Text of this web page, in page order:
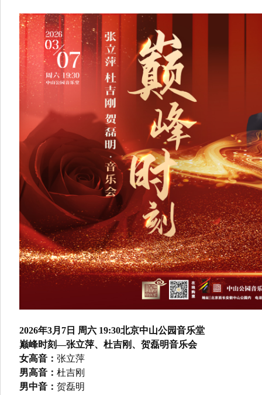
2026年3月7日 周六 19:30北京中山公园音乐堂
巅峰时刻—张立萍、杜吉刚、贺磊明音乐会
女高音： 张立萍
男高音： 杜吉刚
男中音： 贺磊明